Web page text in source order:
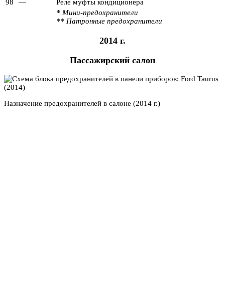
98 —
Реле муфты кондиционера
* Мини-предохранители
** Патронные предохранители
2014 г.
Пассажирский салон
Назначение предохранителей в салоне (2014 г.)